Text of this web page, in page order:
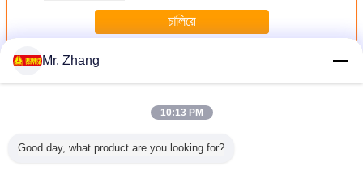
চালিয়ে
มากกว่า รถบรรทุกน้ำมัน
Mr. Zhang
10:13 PM
Good day, what product are you looking for?